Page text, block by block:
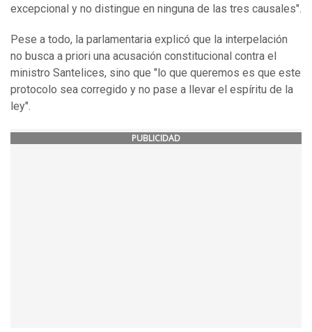
excepcional y no distingue en ninguna de las tres causales".
Pese a todo, la parlamentaria explicó que la interpelación
no busca a priori una acusación constitucional contra el
ministro Santelices, sino que "lo que queremos es que este
protocolo sea corregido y no pase a llevar el espíritu de la
ley".
PUBLICIDAD